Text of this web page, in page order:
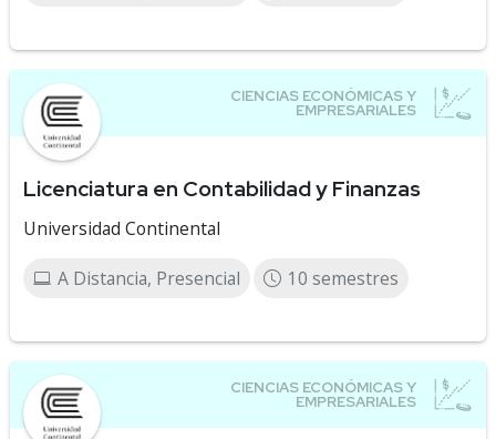
Licenciatura en Contabilidad y Finanzas
Universidad Continental
A Distancia, Presencial 10 semestres